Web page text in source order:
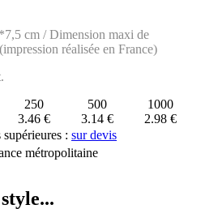
cm / Dimension maxi de
réalisée en France)
250 500
1000
3.46 € 3.14 €
2.98 €
: sur devis
métropolitaine